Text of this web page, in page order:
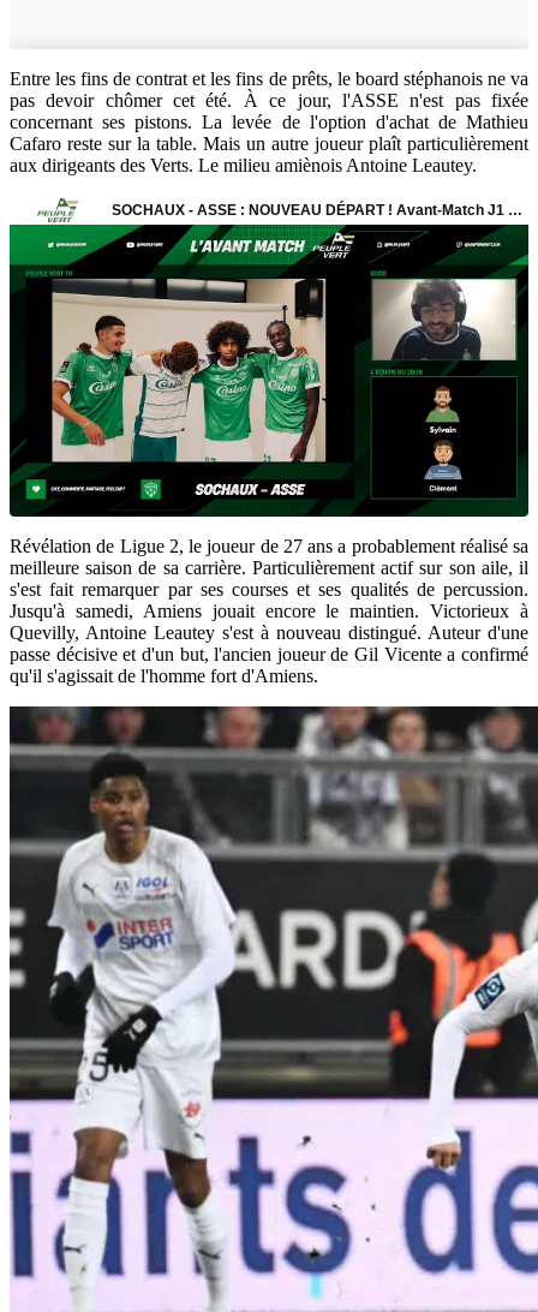
Entre les fins de contrat et les fins de prêts, le board stéphanois ne va
pas devoir chômer cet été. À ce jour, l'ASSE n'est pas fixée
concernant ses pistons. La levée de l'option d'achat de Mathieu
Cafaro reste sur la table. Mais un autre joueur plaît particulièrement
aux dirigeants des Verts. Le milieu amiènois Antoine Leautey.
Révélation de Ligue 2, le joueur de 27 ans a probablement réalisé sa
meilleure saison de sa carrière. Particulièrement actif sur son aile, il
s'est fait remarquer par ses courses et ses qualités de percussion.
Jusqu'à samedi, Amiens jouait encore le maintien. Victorieux à
Quevilly, Antoine Leautey s'est à nouveau distingué. Auteur d'une
passe décisive et d'un but, l'ancien joueur de Gil Vicente a confirmé
qu'il s'agissait de l'homme fort d'Amiens.